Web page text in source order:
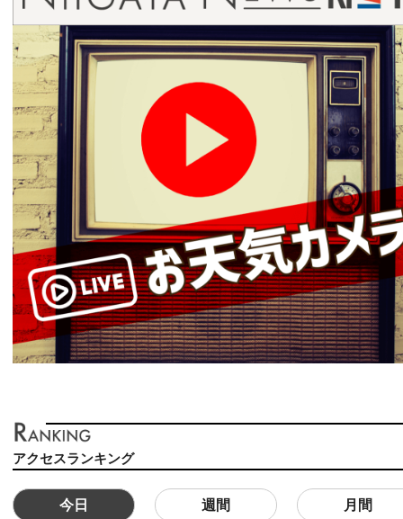
アクセスランキング
今日 週間 月間